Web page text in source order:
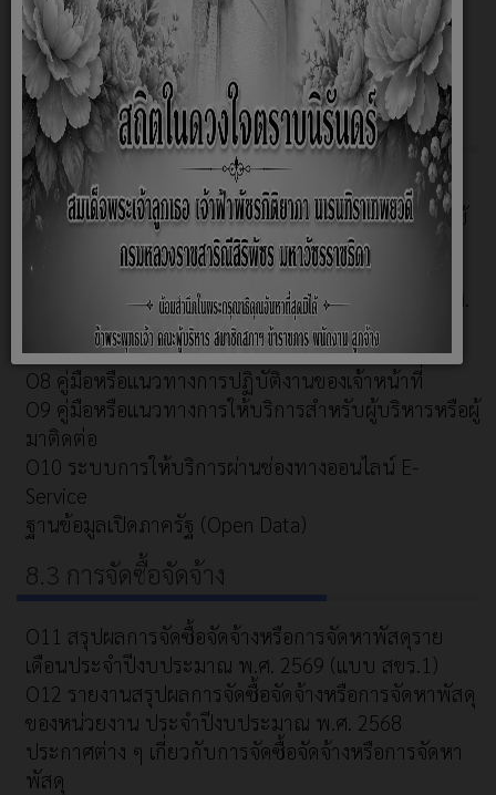
O4 ข่าวประชาสัมพันธ์
การเปิดเผยข้อมูลการใช้จ่ายเงินสะสม องค์การบริหาร
ส่วนตำบลฟ้าห่วน ประจำปีงบประมาณ 2569
8.2 การบริหารงาน
O5 แผนยุทธศาสตร์หรือแผนพัฒนาหน่วยงาน
O6 แผนและความก้าวหน้าในการดำเนินงานและการใช้
จ่ายงบประมาณประจำปี2569
แผนการใช้จ่ายงบประมาณประจำปี
O7 รายงานผลการดำเนินงานประจำปีงบประมาณ พ.ศ.
รายงานผลการใช้จ่ายงบประมาณประจำปี
O8 คู่มือหรือแนวทางการปฏิบัติงานของเจ้าหน้าที่
O9 คู่มือหรือแนวทางการให้บริการสำหรับผู้บริหารหรือผู้
มาติดต่อ
O10 ระบบการให้บริการผ่านช่องทางออนไลน์ E-
Service
ฐานข้อมูลเปิดภาครัฐ (Open Data)
8.3 การจัดซื้อจัดจ้าง
O11 สรุปผลการจัดซื้อจัดจ้างหรือการจัดหาพัสดุราย
เดือนประจำปีงบประมาณ พ.ศ. 2569 (แบบ สขร.1)
O12 รายงานสรุปผลการจัดซื้อจัดจ้างหรือการจัดหาพัสดุ
ของหน่วยงาน ประจำปีงบประมาณ พ.ศ. 2568
ประกาศต่าง ๆ เกี่ยวกับการจัดซื้อจัดจ้างหรือการจัดหา
พัสดุ